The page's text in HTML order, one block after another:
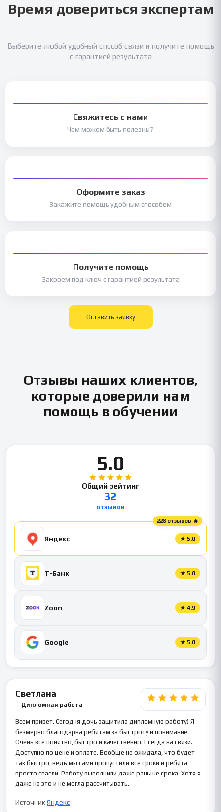
Время довериться экспертам
Выберите любой удобный способ связи и получите помощь
с гарантией результата
Свяжитесь с нами
Чем можем быть полезны?
Оформите заказ
Закажите помощь удобным способом
Получите помощь
Закроем под ключ с гарантией результата
Оставить заявку
Отзывы наших клиентов,
которые доверили нам
помощь в обучении
5.0
Общий рейтинг
32
отзывов
228 отзывов 🔥
Яндекс ★ 5.0
Т-Банк ★ 5.0
Zoon ★ 4.9
Google ★ 5.0
Светлана
Дипломная работа
Всем привет. Сегодня дочь защитила дипломную работу) Я
безмерно благодарна ребятам за быстроту и понимание.
Очень все понятно, быстро и качественно. Всегда на связи.
Доступно по цене и оплате. Вообще не ожидала, что будет
так быстро, ведь мы сами пропустили все сроки и ребята
просто спасли. Работу выполнили даже раньше срока. Хотя я
даже на это и не могла рассчитывать.
ИсточникЯндекс